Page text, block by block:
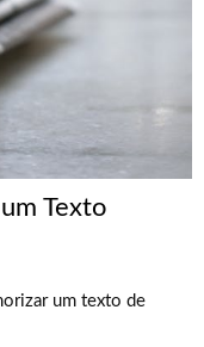
Texto
um texto de